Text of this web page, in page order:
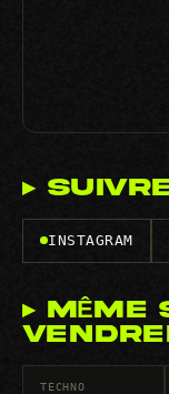
▸
INSTAGRAM
▸ MÊME
TECHNO